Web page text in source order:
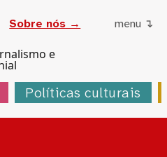
e
Sobre nós → menu ↴
Políticas culturais